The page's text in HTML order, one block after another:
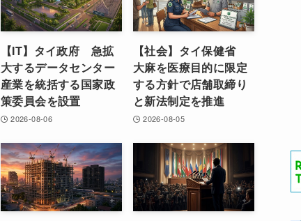
【IT】タイ政府 急拡
大するデータセンター
産業を統括する国家政
策委員会を設置
2026-08-06
【社会】タイ保健省
大麻を医療目的に限定
する方針で店舗取締り
と新法制定を推進
2026-08-05